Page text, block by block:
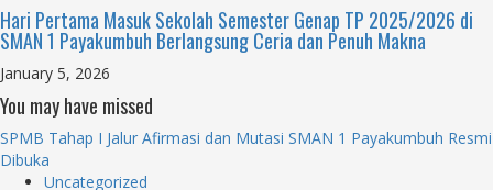
Hari Pertama Masuk Sekolah Semester Genap TP 2025/2026 di
SMAN 1 Payakumbuh Berlangsung Ceria dan Penuh Makna
January 5, 2026
You may have missed
SPMB Tahap I Jalur Afirmasi dan Mutasi SMAN 1 Payakumbuh Resmi
Dibuka
Uncategorized